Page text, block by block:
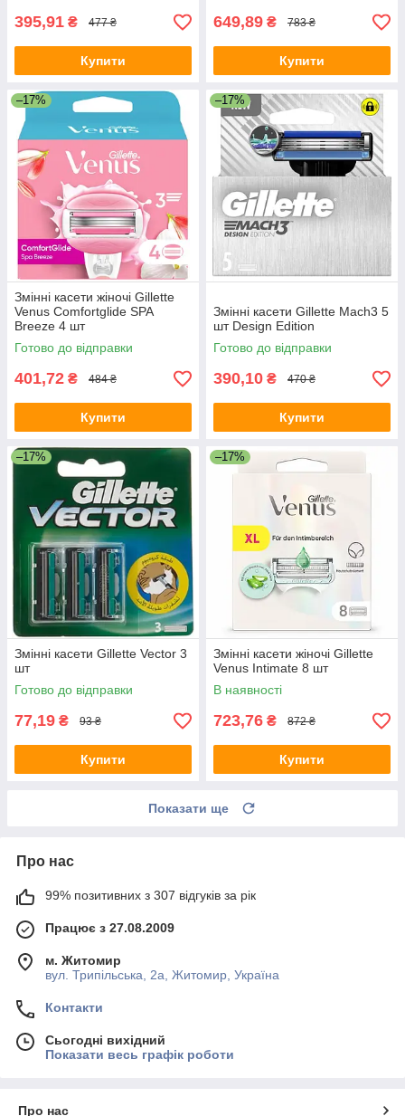
395,91 ₴ 477 ₴
Купити
649,89 ₴ 783 ₴
Купити
–17%
Змінні касети жіночі Gillette
Venus Comfortglide SPA
Breeze 4 шт
Готово до відправки
401,72 ₴ 484 ₴
Купити
–17%
Змінні касети Gillette Mach3 5
шт Design Edition
Готово до відправки
390,10 ₴ 470 ₴
Купити
–17%
Змінні касети Gillette Vector 3
шт
Готово до відправки
77,19 ₴ 93 ₴
Купити
–17%
Змінні касети жіночі Gillette
Venus Intimate 8 шт
В наявності
723,76 ₴ 872 ₴
Купити
Показати ще
Про нас
99% позитивних з 307 відгуків за рік
Працює з 27.08.2009
м. Житомир
вул. Трипільська, 2а, Житомир, Україна
Контакти
Сьогодні вихідний
Показати весь графік роботи
Про нас